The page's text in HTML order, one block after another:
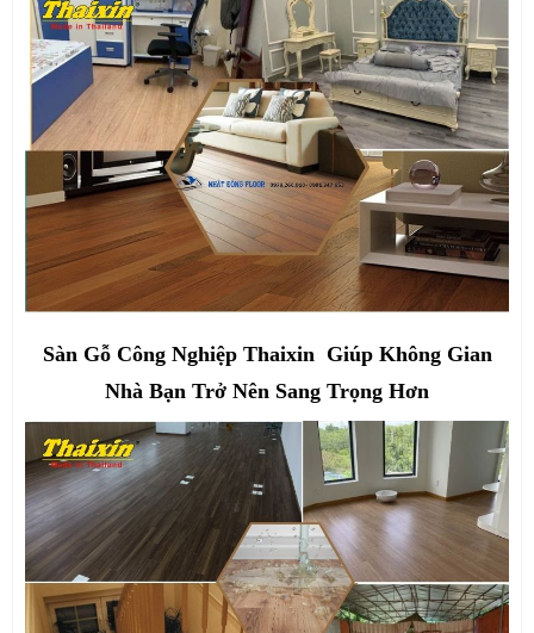
Sàn Gỗ Công Nghiệp Thaixin Giúp Không Gian
Nhà Bạn Trở Nên Sang Trọng Hơn